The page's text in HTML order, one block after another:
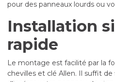
pour des panneaux lourds ou
Installation
rapide
Le montage est facilité par la
chevilles et clé Allen. Il suffit